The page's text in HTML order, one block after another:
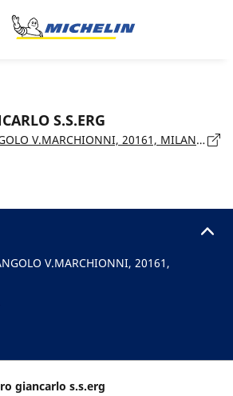
S.S.ERG
VIALE RAPISARDI ANGOLO V.MARCHIONNI, 20161, MILANO, MI
V.MARCHIONNI, 20161,
giancarlo s.s.erg